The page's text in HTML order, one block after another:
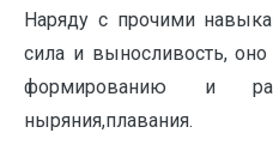
Наряду с прочими
сила и выносливость,
формированию и
ныряния,плавания.